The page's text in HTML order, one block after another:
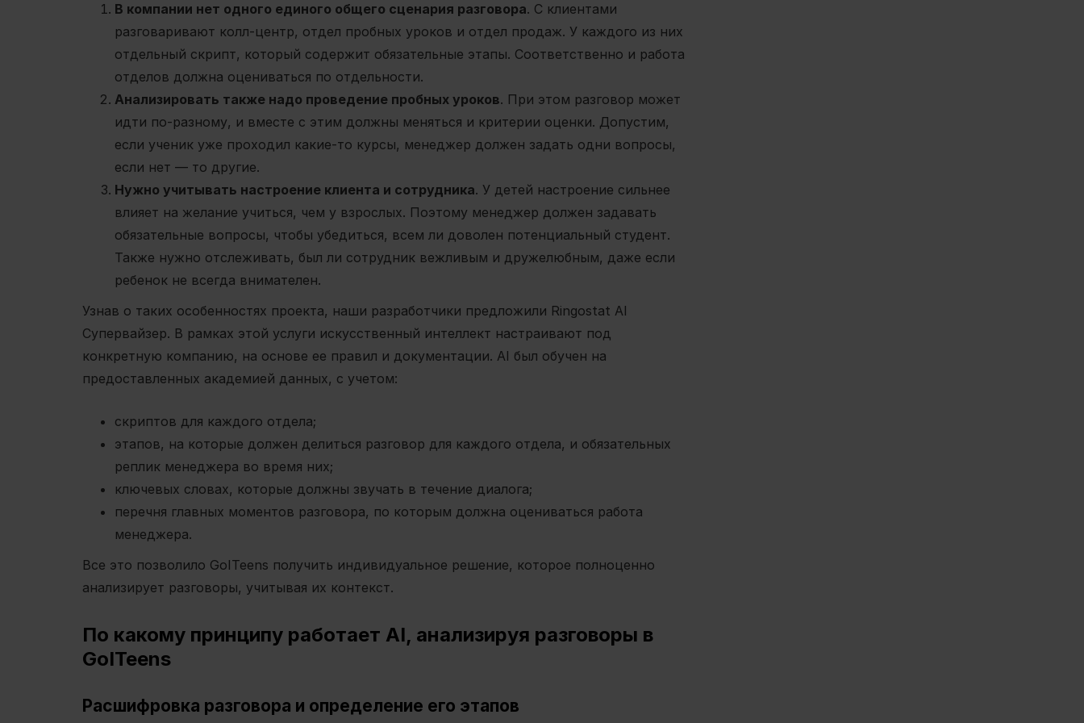
В компании нет одного единого общего сценария разговора. С клиентами
разговаривают колл-центр, отдел пробных уроков и отдел продаж. У каждого из них
отдельный скрипт, который содержит обязательные этапы. Соответственно и работа
отделов должна оцениваться по отдельности.
Анализировать также надо проведение пробных уроков. При этом разговор может
идти по-разному, и вместе с этим должны меняться и критерии оценки. Допустим,
если ученик уже проходил какие-то курсы, менеджер должен задать одни вопросы,
если нет — то другие.
Нужно учитывать настроение клиента и сотрудника. У детей настроение сильнее
влияет на желание учиться, чем у взрослых. Поэтому менеджер должен задавать
обязательные вопросы, чтобы убедиться, всем ли доволен потенциальный студент.
Также нужно отслеживать, был ли сотрудник вежливым и дружелюбным, даже если
ребенок не всегда внимателен.
Узнав о таких особенностях проекта, наши разработчики предложили Ringostat AI
Супервайзер. В рамках этой услуги искусственный интеллект настраивают под
конкретную компанию, на основе ее правил и документации. AI был обучен на
предоставленных академией данных, с учетом:
скриптов для каждого отдела;
этапов, на которые должен делиться разговор для каждого отдела, и обязательных
реплик менеджера во время них;
ключевых словах, которые должны звучать в течение диалога;
перечня главных моментов разговора, по которым должна оцениваться работа
менеджера.
Все это позволило GoITeens получить индивидуальное решение, которое полноценно
анализирует разговоры, учитывая их контекст.
По какому принципу работает AI, анализируя разговоры в
GoITeens
Расшифровка разговора и определение его этапов